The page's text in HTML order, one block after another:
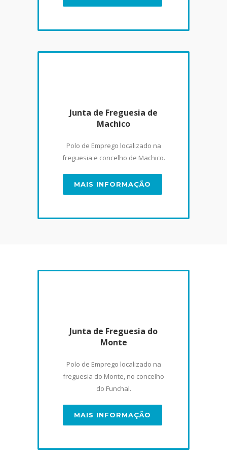
Junta de Freguesia de
Machico
Polo de Emprego localizado na
freguesia e concelho de Machico.
MAIS INFORMAÇÃO
Junta de Freguesia do
Monte
Polo de Emprego localizado na
freguesia do Monte, no concelho
do Funchal.
MAIS INFORMAÇÃO